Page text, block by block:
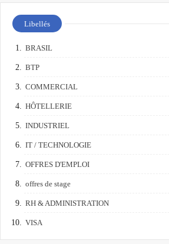
Libellés
BRASIL
BTP
COMMERCIAL
HÔTELLERIE
INDUSTRIEL
IT / TECHNOLOGIE
OFFRES D'EMPLOI
offres de stage
RH & ADMINISTRATION
VISA